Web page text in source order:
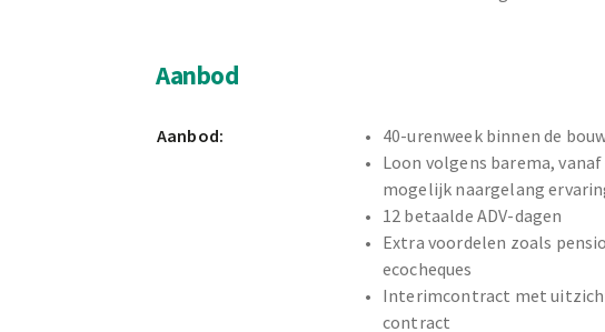
Aanbod
Aanbod:
40-urenweek binnen de
Loon volgens barema,
mogelijk naargelang
12 betaalde ADV-dagen
Extra voordelen zoals
ecocheques
Interimcontract met
contract